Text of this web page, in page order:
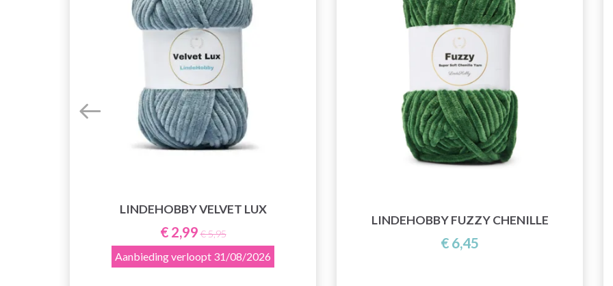
LINDEHOBBY VELVET LUX
€ 2,99 € 5,95
Aanbieding verloopt 31/08/2026
LINDEHOBBY FUZZY CHENILLE
€ 6,45